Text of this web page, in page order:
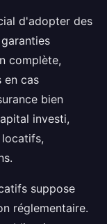
d'adopter des
complète,
en cas
bien
investi,
locatifs,
suppose
réglementaire.